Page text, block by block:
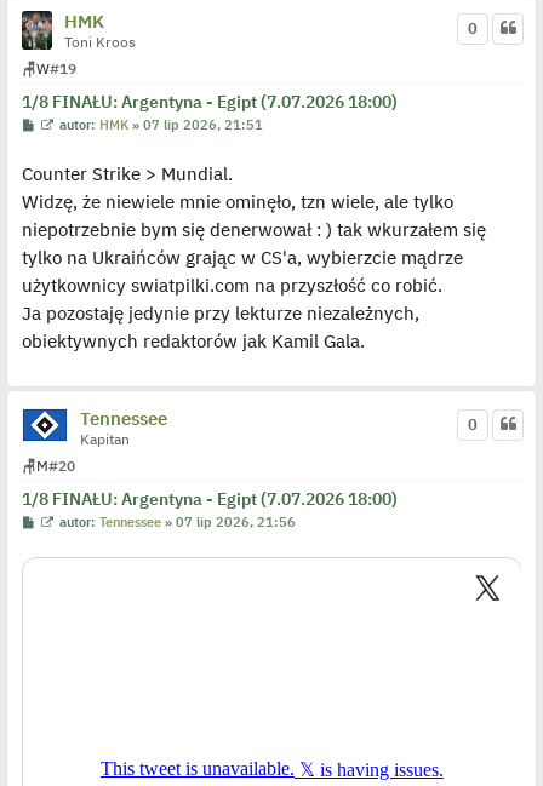
y
c
z
y
s
t
HMK
Toni Kroos
🪑W#19
1/8 FINAŁU: Argentyna - Egipt (7.07.2026 18:00)
0
P
t
W
w
e
l
o
j
e
d
n
y
p
o
s
autor: HMK »07 lip 2026, 21:51
Counter Strike > Mundial.
Widzę, że niewiele mnie ominęło, tzn wiele, ale tylko
niepotrzebnie bym się denerwował : ) tak wkurzałem się
tylko na Ukraińców grając w CS'a, wybierzcie mądrze
użytkownicy swiatpilki.com na przyszłość co robić.
Ja pozostaję jedynie przy lekturze niezależnych,
obiektywnych redaktorów jak Kamil Gala.
Tennessee
Kapitan
🪑M#20
1/8 FINAŁU: Argentyna - Egipt (7.07.2026 18:00)
0
P
W
autor:Tennessee »07 lip 2026, 21:56